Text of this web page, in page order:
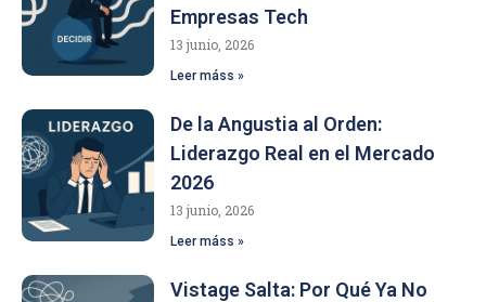
Empresas Tech
13 junio, 2026
Leer máss »
De la Angustia al Orden:
Liderazgo Real en el Mercado
2026
13 junio, 2026
Leer máss »
Vistage Salta: Por Qué Ya No